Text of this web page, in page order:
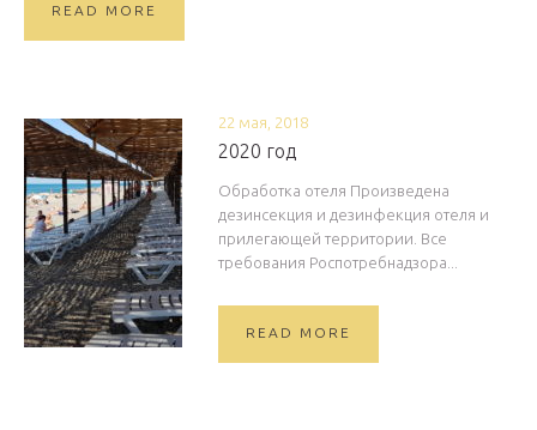
READ MORE
22 мая, 2018
2020 год
Обработка отеля Произведена
дезинсекция и дезинфекция отеля и
прилегающей территории. Все
требования Роспотребнадзора...
READ MORE